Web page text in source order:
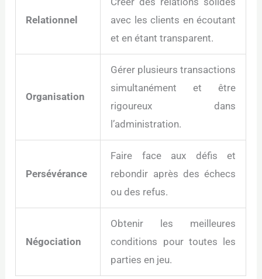
Relationnel
avec les clients en écoutant
et en étant transparent.
Organisation
Gérer plusieurs transactions
simultanément et être
rigoureux dans
l’administration.
Persévérance
Faire face aux défis et
rebondir après des échecs
ou des refus.
Négociation
Obtenir les meilleures
conditions pour toutes les
parties en jeu.